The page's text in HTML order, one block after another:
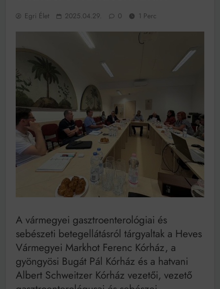
Ingatlanpiaci szakértők szerint akár 5 százalékkal is
egyetemi városokban
Munkácsy nem Krisztust szépítette meg: minket
leplezett le
Ahol köszönnek, ott még van város
Amikor a Tetris boldogabbá tesz, mint a szerelem
Létezik tökéletes élet: Truman is elhitte
Karinthy Frigyes: a zseni, aki belenézett a saját
koponyájába
Ki akarsz törni. De miből?
Az öregség nem csak ránc?
Az ördög még mindig Pradát visel. De te miért öltözöl
Mindenki a világot akarja uralni – de nem csak a 80-
as években
Bitumenes lapostetők: a bevált technológia akkor
működik, ha jól van felújítva
Egri Élet 2025.04.29. 0 1 Perc
A vármegyei gasztroenterológiai és
sebészeti betegellátásról tárgyaltak a Heves
Vármegyei Markhot Ferenc Kórház, a
gyöngyösi Bugát Pál Kórház és a hatvani
Albert Schweitzer Kórház vezetői, vezető